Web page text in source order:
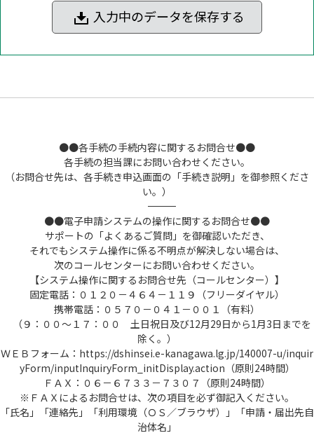
入力中のデータを保存する
●●各手続の手続内容に関するお問合せ●●
各手続の担当課にお問い合わせください。
（お問合せ先は、各手続き申込画面の「手続き説明」を御参照くださ
い。）
――――――――――――――――――――――――――――――――――――――――――――――――――
●●電子申請システムの操作に関するお問合せ●●
サポートの「よくあるご質問」を御確認いただき、
それでもシステム操作に係る不明点が解決しない場合は、
次のコールセンターにお問い合わせください。
【システム操作に関するお問合せ先（コールセンター）】
固定電話：０１２０－４６４－１１９（フリーダイヤル）
携帯電話：０５７０－０４１－００１（有料）
（９：００～１７：００ 土日祝日及び12月29日から1月3日までを
除く。）
ＷＥＢフォーム：https://dshinsei.e-kanagawa.lg.jp/140007-u/inquir
yForm/inputInquiryForm_initDisplay.action（原則24時間）
ＦＡＸ：０６－６７３３－７３０７（原則24時間）
※ＦＡＸによるお問合せは、次の項目を必ず御記入ください。
「氏名」「連絡先」「利用環境（ＯＳ／ブラウザ）」「申請・届出先自
治体名」